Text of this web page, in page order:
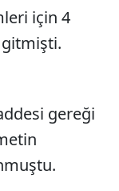
için 4
gitmişti.
gereği